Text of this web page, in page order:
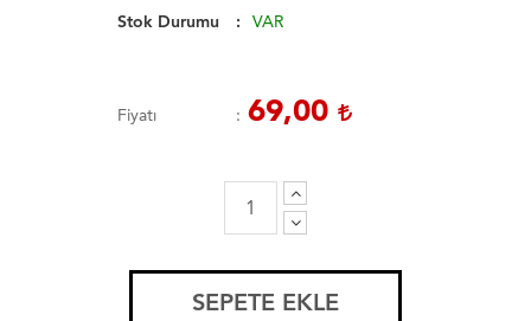
Stok Durumu
VAR
Fiyatı 69,00
SEPETE EKLE